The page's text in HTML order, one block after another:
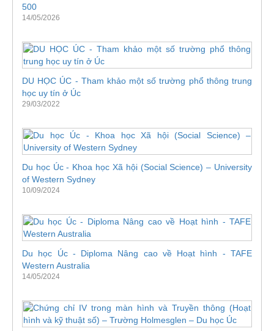
500
14/05/2026
DU HỌC ÚC - Tham khảo một số trường phổ thông trung
học uy tín ở Úc
29/03/2022
Du học Úc - Khoa học Xã hội (Social Science) – University
of Western Sydney
10/09/2024
Du học Úc - Diploma Nâng cao về Hoạt hình - TAFE
Western Australia
14/05/2024